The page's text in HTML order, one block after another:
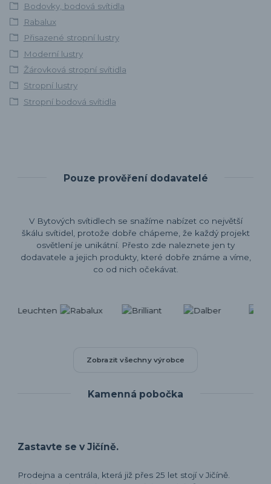
Bodovky, bodová svítidla
Rabalux
Přisazené stropní lustry
Moderní lustry
Žárovková stropní svítidla
Stropní lustry
Stropní bodová svítidla
Pouze prověření dodavatelé
V Bytových svítidlech se snažíme nabízet co největší
škálu svítidel, protože dobře chápeme, že každý projekt
osvětlení je unikátní. Přesto zde naleznete jen ty
dodavatele a jejich produkty, které dobře známe a víme,
co od nich očekávat.
Zobrazit všechny výrobce
Kamenná pobočka
Zastavte se v Jičíně.
Prodejna a centrála, která již přes 25 let stojí v Jičíně.